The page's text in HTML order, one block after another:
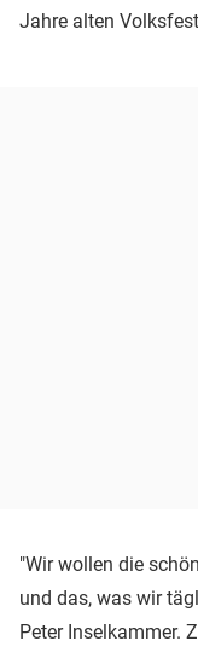
Jahre alten
"Wir wollen die
und das, was wir
Peter Inselkammer.